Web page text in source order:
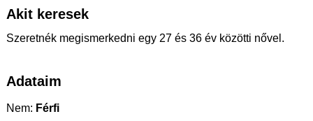
Akit keresek
Szeretnék megismerkedni egy 27 és 36 év közötti nővel.
Adataim
Nem: Férfi